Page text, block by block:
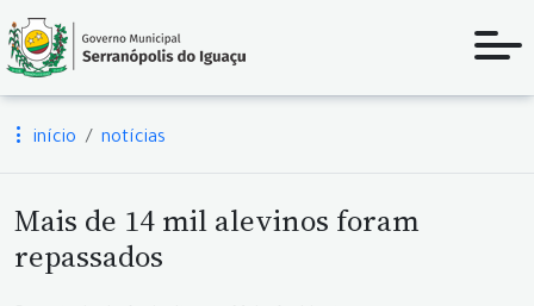
início notícias
Mais de 14 mil alevinos foram
repassados